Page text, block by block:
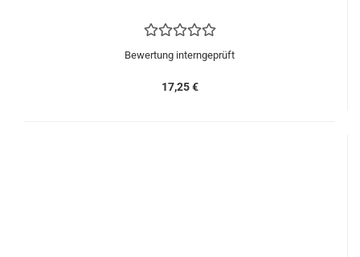
Bewertung interngeprüft
17,25 €